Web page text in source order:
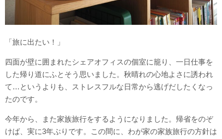
「旅に出たい！」
四面が壁に囲まれたシェアオフィスの個室に籠り、一日仕事を
した帰り道にふとそう思いました。秋晴れの心地よさに誘われ
て…というよりも、ストレスフルな日常から逃げだしたくなっ
たのです。
今年から、また家族旅行をするようになりました。帰省をのぞ
けば、実に3年ぶりです。この間に、わが家の家族旅行の方針は